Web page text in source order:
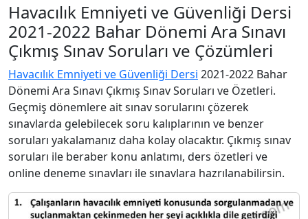
Havacılık Emniyeti ve Güvenliği Dersi
2021-2022 Bahar Dönemi Ara Sınavı
Çıkmış Sınav Soruları ve Çözümleri
Havacılık Emniyeti ve Güvenliği Dersi 2021-2022 Bahar
Dönemi Ara Sınavı Çıkmış Sınav Soruları ve Özetleri.
Geçmiş dönemlere ait sınav sorularını çözerek
sınavlarda gelebilecek soru kalıplarının ve benzer
soruları yakalamanız daha kolay olacaktır. Çıkmış sınav
soruları ile beraber konu anlatımı, ders özetleri ve
online deneme sınavları ile sınavlara hazrılanabilirsin.